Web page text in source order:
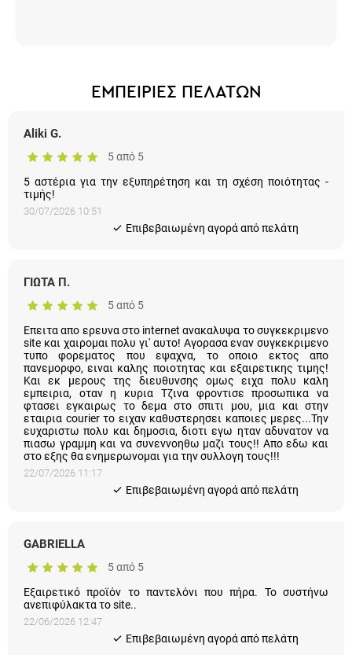
5 αστέρια για την εξυπηρέτηση και τη σχέση ποιότητας - τιμής!
30/07/2026 10:51
Επειτα απο ερευνα στο internet ανακαλυψα το συγκεκριμενο
site και χαιρομαι πολυ γι' αυτο! Αγορασα εναν συγκεκριμενο
τυπο φορεματος που εψαχνα, το οποιο εκτος απο πανεμορφο,
ειναι καλης ποιοτητας και εξαιρετικης τιμης! Και εκ μερους της
διευθυνσης ομως ειχα πολυ καλη εμπειρια, οταν η κυρια Τζινα
φροντισε προσωπικα να φτασει εγκαιρως το δεμα στο σπιτι
μου, μια και στην εταιρια courier το ειχαν καθυστερησει καποιες
μερες...Την ευχαριστω πολυ και δημοσια, διοτι εγω ηταν
αδυνατον να πιασω γραμμη και να συνεννοηθω μαζι τους!!
Απο εδω και στο εξης θα ενημερωνομαι για την συλλογη τους!!!
22/07/2026 11:17
Eπιβεβαιωμένη αγορά από πελάτη
Εξαιρετικό προϊόν το παντελόνι που πήρα. Το συστήνω
ανεπιφύλακτα το site..
Eπιβεβαιωμένη αγορά από πελάτη